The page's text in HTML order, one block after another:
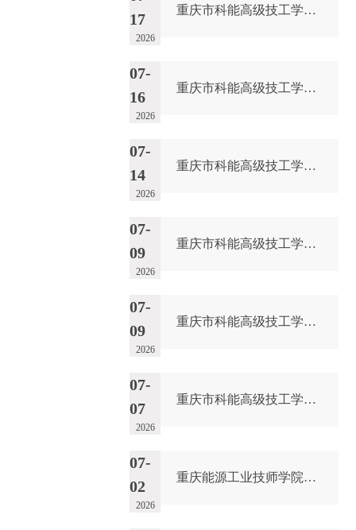
17
2026
重庆市科能高级技工学校学校2026年玻璃及桌椅维修服务采购项目（第二次）
07-
16
2026
重庆市科能高级技工学校学校2026年玻璃及桌椅维修服务采购项目流标公告
07-
14
2026
重庆市科能高级技工学校2026-2028学年学生教材供应服务结果公告
07-
09
2026
重庆市科能高级技工学校学校2026年玻璃及桌椅维修服务采购项目采购公告
07-
09
2026
重庆市科能高级技工学校校园网络及智慧校园改建合作邀请书
07-
07
2026
重庆市科能高级技工学校（重庆能源工业技师学院）第31批(0704育婴员高级）成绩公示（社会评价）
07-
02
2026
重庆能源工业技师学院2026年青年见习基地实习生招聘公告